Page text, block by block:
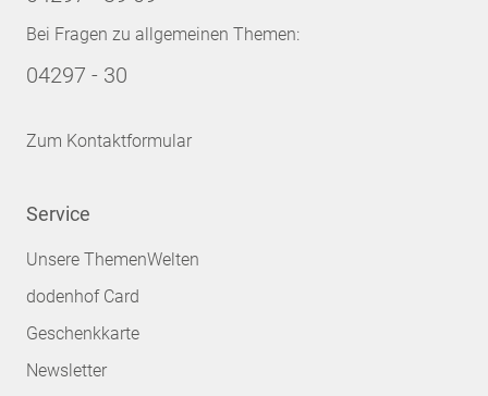
Bei Fragen zu allgemeinen Themen:
04297 - 30
Zum Kontaktformular
Service
Unsere ThemenWelten
dodenhof Card
Geschenkkarte
Newsletter